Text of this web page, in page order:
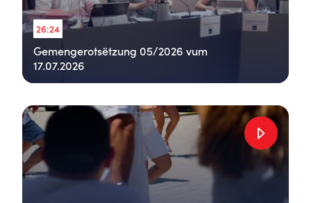
26:24
Gemengerotsëtzung 05/2026 vum
17.07.2026